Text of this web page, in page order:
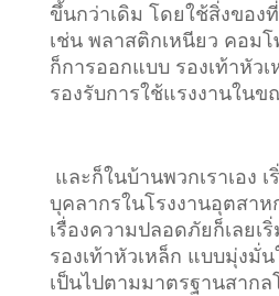
ขึ้นกว่าเดิม โดยใช้สิ่งของ
เช่น พลาสติกเหนียว คอม
ก็การออกแบบ รองเท้าหัว
รองรับการใช้แรงงานใน
และก็ในบ้านพวกเราเอง เ
บุคลากรในโรงงานอุตสาห
เรื่องความปลอดภัยก็เลยเ
รองเท้าหัวเหล็ก แบบมุ่งมั่
เป็นไปตามมาตรฐานสาก